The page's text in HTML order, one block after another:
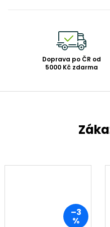
Doprava po ČR od
5000 Kč zdarma
–3
%